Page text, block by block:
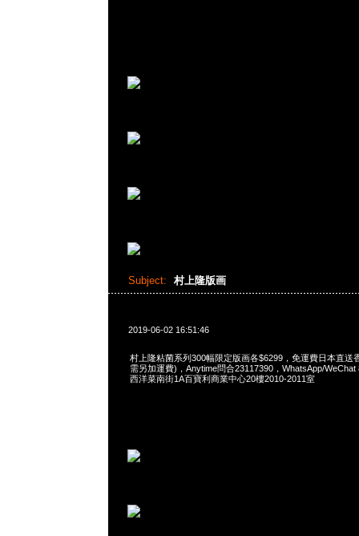
Subject: 村上隆版画
2019-06-02 16:51:46
村上隆粘菌系列300幅限定版画各$6299，免運費日本直送
需另加運費)，Anytime問合23117390，WhatsApp/WeChat
西洋菜南街1A百寶利商業中心20樓2010-2011室